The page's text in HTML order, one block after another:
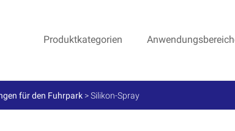
Produktkategorien
für den Fuhrpark >Silikon-Spray